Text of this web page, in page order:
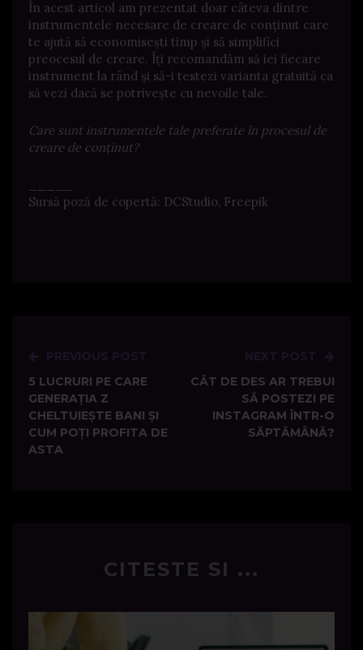
În acest articol am prezentat doar câteva dintre
instrumentele necesare de creare de conținut care
te ajută să economisești timp și să simplifici
preocesul de creare. Îți recomandăm să iei fiecare
instrument la rând și să-i testezi varianta gratuită ca
să vezi dacă se potrivește cu nevoile tale.
Care sunt instrumentele tale preferate în procesul de
creare de conținut?
Sursă poză de copertă: DCStudio, Freepik
Post
navigation
PREVIOUS POST
5 LUCRURI PE CARE
GENERAȚIA Z
CHELTUIEȘTE BANI ȘI
CUM POȚI PROFITA DE
ASTA
NEXT POST
CÂT DE DES AR TREBUI
SĂ POSTEZI PE
INSTAGRAM ÎNTR-O
SĂPTĂMÂNĂ?
CITESTE SI ...